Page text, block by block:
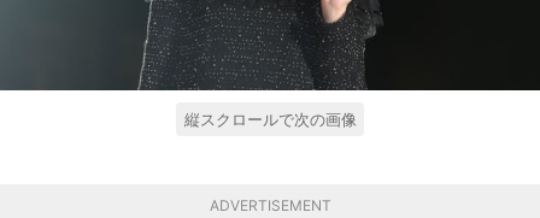
縦スクロールで次の画像
ADVERTISEMENT